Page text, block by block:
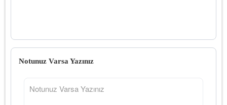
Notunuz Varsa Yazınız